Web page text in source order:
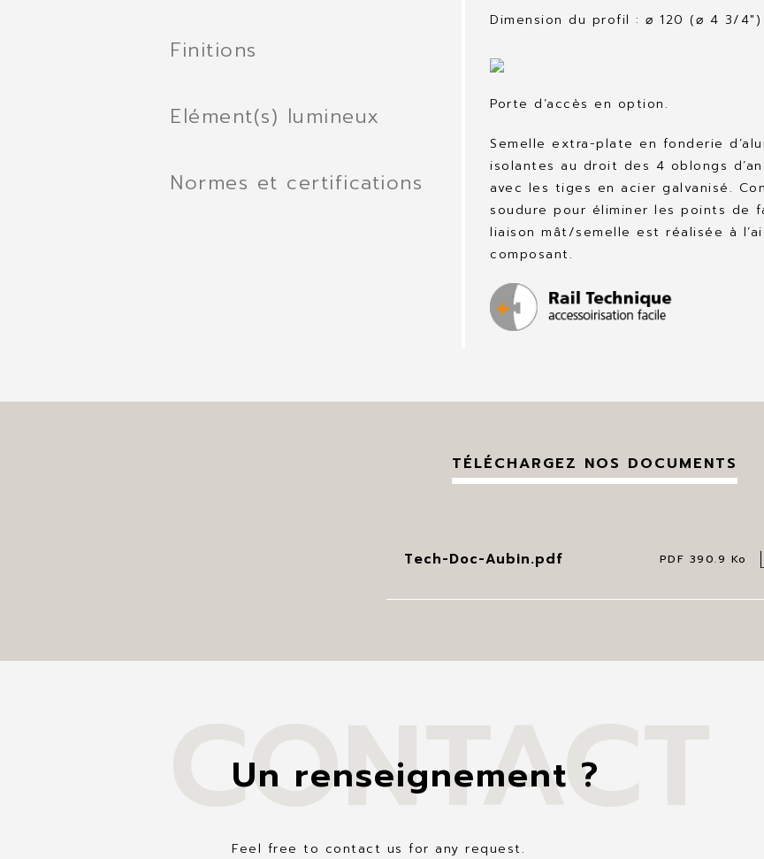
Finitions
Elément(s) lumineux
Normes et certifications
Dimension du profil : ⌀ 120 (⌀ 4 3/4″)
Porte d’accès en option.
Semelle extra-plate en fonderie
isolantes au droit des 4 oblongs
avec les tiges en acier galvanisé.
soudure pour éliminer les points de
liaison mât/semelle est réalisée à
composant.
TÉLÉCHARGEZ NOS DOCUMENTS
Tech-Doc-Aubin.pdf PDF 390.9 Ko
CONTACT
Un renseignement ?
Feel free to contact us for any request.